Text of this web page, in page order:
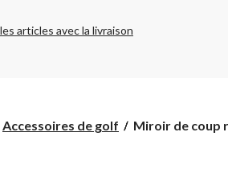
articles avec la livraison
Accessoires de golf
Miroir
Miroir de coup